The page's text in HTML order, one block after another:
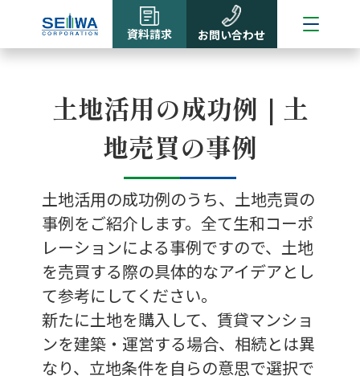
資料請求 お問い合わせ
土地活用の成功例｜土
地売買の事例
土地活用の成功例のうち、土地売買の
事例をご紹介します。全て生和コーポ
レーションによる事例ですので、土地
を売買する際の具体的なアイデアとし
て参考にしてください。
新たに土地を購入して、賃貸マンショ
ンを建築・運営する場合、相続とは異
なり、立地条件を自らの意思で選択で